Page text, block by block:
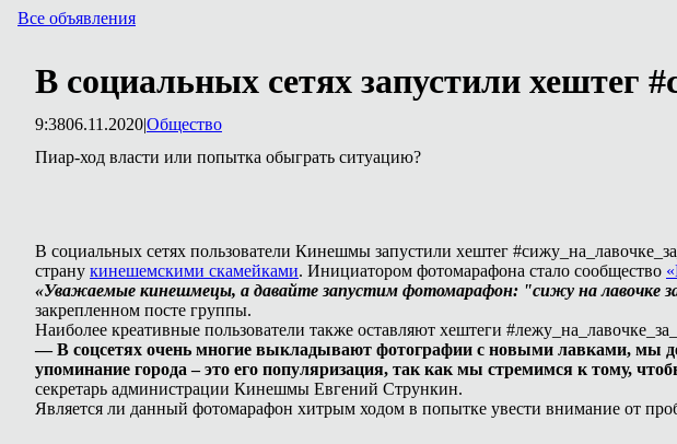
Все объявления
В социальных сетях запустили хештег
9:3806.11.2020|Общество
Пиар-ход власти или попытка обыграть ситуацию?
В социальных сетях пользователи Кинешмы запустили хештег
страну кинешемскими скамейками. Инициатором фотомарафона стало сообщество
«Уважаемые кинешмецы, а давайте запустим фотомарафон: "сижу на лавочке
закрепленном посте группы.
Наиболее креативные пользователи также оставляют хештеги
— В соцсетях очень многие выкладывают фотографии с новыми лавками, мы
упоминание города – это его популяризация, так как мы стремимся к тому,
секретарь администрации Кинешмы Евгений Стрункин.
Является ли данный фотомарафон хитрым ходом в попытке увести внимание от